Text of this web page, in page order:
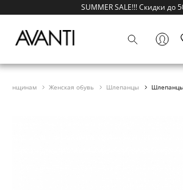
SUMMER SALE!!! Скидки до
Женщинам Женская обувь Шлепанцы Шлепанцы